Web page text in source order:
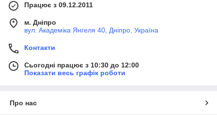
Працює з 09.12.2011
м. Дніпро
вул. Академіка Янгеля 40, Дніпро, Україна
Контакти
Сьогодні працює з 10:30 до 12:00
Показати весь графік роботи
Про нас